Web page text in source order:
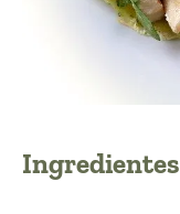
Ingredientes